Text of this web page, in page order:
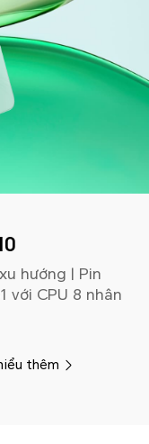
hướng | Pin
với CPU 8 nhân
thêm